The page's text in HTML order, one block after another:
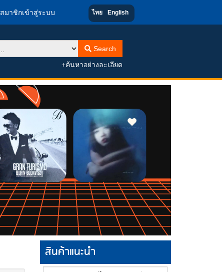
สมาชิกเข้าสู่ระบบ ไทย English
Search
+ค้นหาอย่างละเอียด
สินค้าแนะนำ